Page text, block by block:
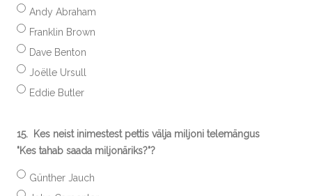
Andy Abraham
Franklin Brown
Dave Benton
Joëlle Ursull
Eddie Butler
15.
Kes neist inimestest pettis välja miljoni telemängus
"Kes tahab saada miljonäriks?"?
Günther Jauch